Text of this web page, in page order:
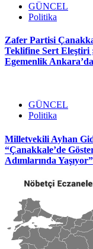
GÜNCEL
Politika
Zafer Partisi
Teklifine Sert Eleştiri
Egemenlik
GÜNCEL
Politika
Milletvekili Ayhan
“Çanakkale’de
Adımlarında Yaşıyor”